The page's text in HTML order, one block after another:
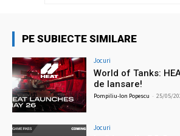
PE SUBIECTE SIMILARE
Jocuri
World of Tanks:
de lansare!
Pompiliu-Ion Popescu - 25/05/
Jocuri